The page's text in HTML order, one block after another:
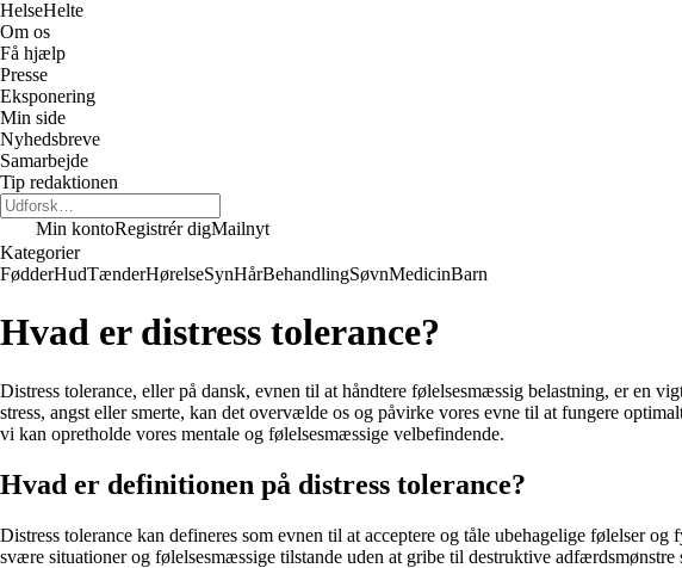
HelseHelte
Om os
Få hjælp
Presse
Eksponering
Min side
Nyhedsbreve
Samarbejde
Tip redaktionen
Min kontoRegistrér digMailnyt
Kategorier
FødderHudTænderHørelseSynHårBehandlingSøvnMedicinBarn
Hvad er distress tolerance?
Distress tolerance, eller på dansk, evnen til at håndtere følelsesmæssig belastning, er
stress, angst eller smerte, kan det overvælde os og påvirke vores evne til at fungere
vi kan opretholde vores mentale og følelsesmæssige velbefindende.
Hvad er definitionen på distress tolerance?
Distress tolerance kan defineres som evnen til at acceptere og tåle ubehagelige følelser
svære situationer og følelsesmæssige tilstande uden at gribe til destruktive